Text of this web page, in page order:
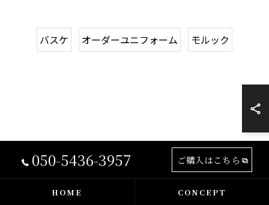
バスケ オーダーユニフォーム モルック
050-5436-3957 ご購入はこちら
HOME CONCEPT